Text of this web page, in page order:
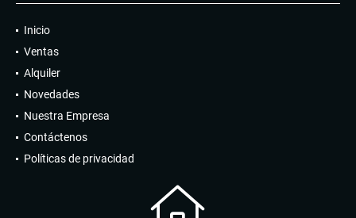
Inicio
Ventas
Alquiler
Novedades
Nuestra Empresa
Contáctenos
Políticas de privacidad